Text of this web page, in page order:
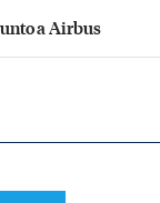
a Airbus